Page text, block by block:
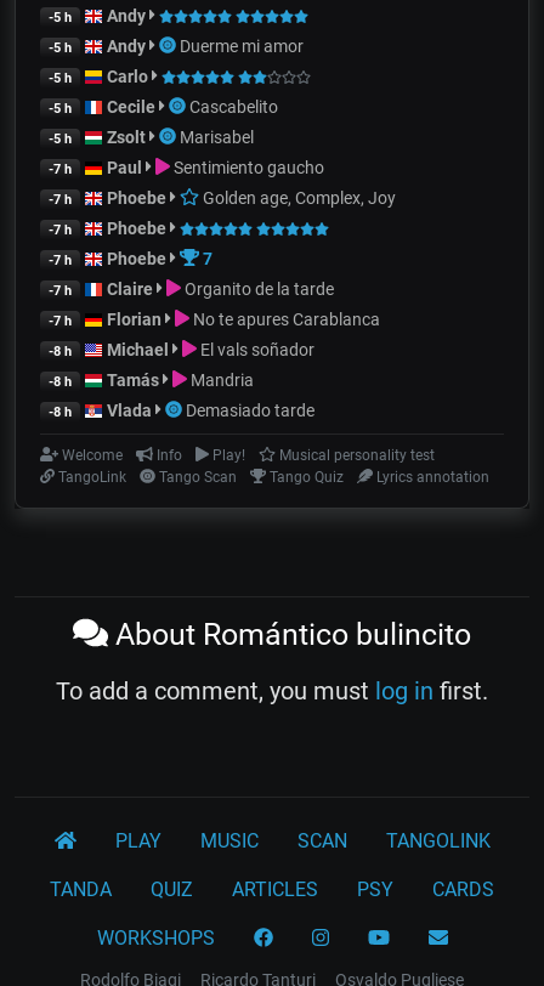
-5 h Andy
-5 h Andy Duerme mi amor
-5 h Carlo
-5 h Cecile Cascabelito
-5 h Zsolt Marisabel
-7 h Paul Sentimiento gaucho
-7 h Phoebe Golden age, Complex, Joy
-7 h Phoebe
-7 h Phoebe 7
-7 h Claire Organito de la tarde
-7 h Florian No te apures Carablanca
-8 h Michael El vals soñador
-8 h Tamás Mandria
-8 h Vlada Demasiado tarde
Welcome Info Play!
Musical personality test
TangoLink
Tango Scan Tango Quiz Lyrics annotation
About Romántico bulincito
To add a comment, you must log in first.
PLAY MUSIC SCAN TANGOLINK
TANDA QUIZ ARTICLES PSY CARDS
WORKSHOPS
Rodolfo Biagi Ricardo Tanturi Osvaldo Pugliese